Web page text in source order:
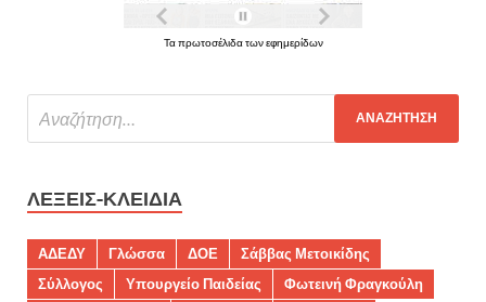
Τα πρωτοσέλιδα των εφημερίδων
ΛΈΞΕΙΣ-ΚΛΕΙΔΙΆ
ΑΔΕΔΥ Γλώσσα ΔΟΕ
Σάββας Μετοικίδης
Σύλλογος
Υπουργείο Παιδείας
Φωτεινή Φραγκούλη